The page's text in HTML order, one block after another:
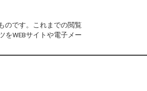
のです。これまでの閲覧
をWEBサイトや電子メー